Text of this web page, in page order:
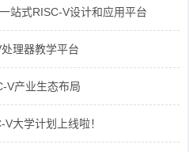
站式RISC-V设计和应用平台
理器教学平台
V产业生态布局
大学计划上线啦！